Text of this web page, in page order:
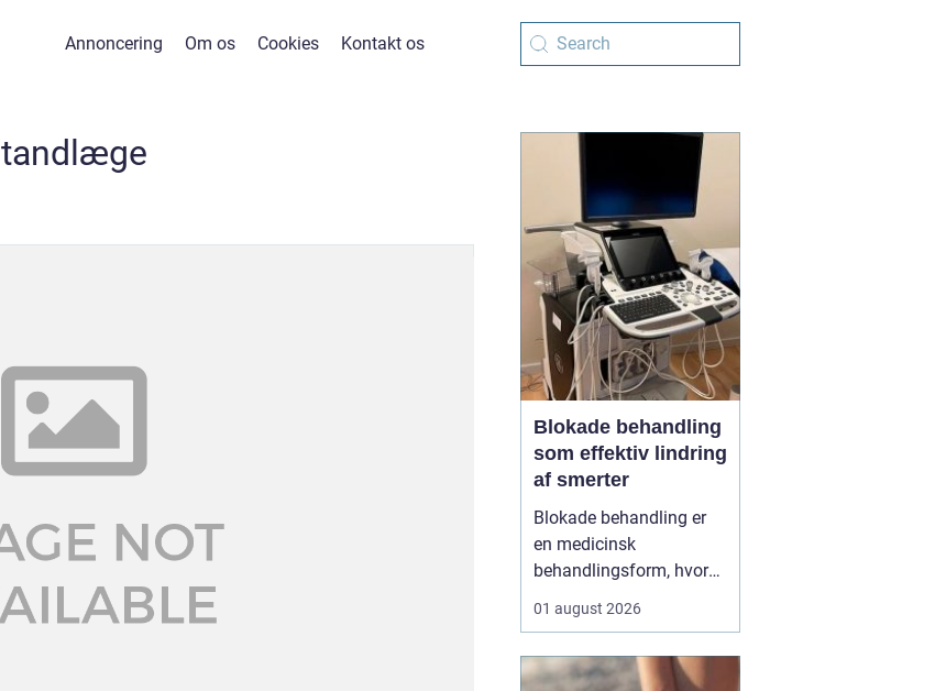
Annoncering Om os Cookies Kontakt os
tandlæge
Blokade behandling
som effektiv lindring
af smerter
Blokade behandling er
en medicinsk
behandlingsform, hvor
målrettet indsprøjtning
eventuelt
01 august 2026